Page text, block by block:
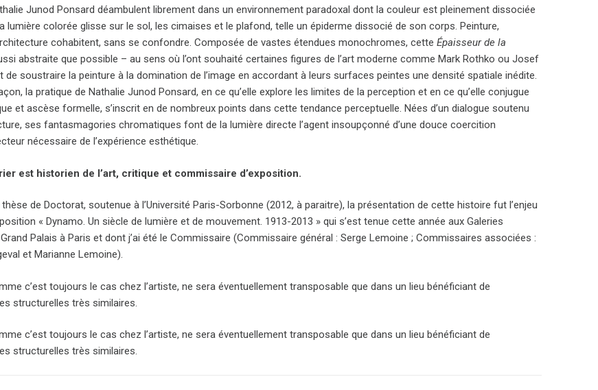
Junod Ponsard déambulent librement dans un environnement paradoxal dont la couleur est pleinement dissociée
lumière colorée glisse sur le sol, les cimaises et le plafond, telle un épiderme dissocié de son corps. Peinture,
cohabitent, sans se confondre. Composée de vastes étendues monochromes, cetteÉpaisseur de la
abstraite que possible – au sens où l’ont souhaité certaines figures de l’art moderne comme Mark Rothko ou Josef
de soustraire la peinture à la domination de l’image en accordant à leurs surfaces peintes une densité spatiale inédite.
la pratique de Nathalie Junod Ponsard, en ce qu’elle explore les limites de la perception et en ce qu’elle conjugue
et ascèse formelle, s’inscrit en de nombreux points dans cette tendance perceptuelle. Nées d’un dialogue soutenu
ses fantasmagories chromatiques font de la lumière directe l’agent insoupçonné d’une douce coercition
nécessaire de l’expérience esthétique.
est historien de l’art, critique et commissaire d’exposition.
de Doctorat, soutenue à l’Université Paris-Sorbonne (2012, à paraitre), la présentation de cette histoire fut l’enjeu
« Dynamo. Un siècle de lumière et de mouvement. 1913-2013 » qui s’est tenue cette année aux Galeries
Palais à Paris et dont j’ai été le Commissaire (Commissaire général : Serge Lemoine ; Commissaires associées :
et Marianne Lemoine).
c’est toujours le cas chez l’artiste, ne sera éventuellement transposable que dans un lieu bénéficiant de
structurelles très similaires.
c’est toujours le cas chez l’artiste, ne sera éventuellement transposable que dans un lieu bénéficiant de
structurelles très similaires.